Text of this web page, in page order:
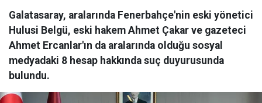
Galatasaray, aralarında Fenerbahçe'nin eski yönetici
Hulusi Belgü, eski hakem Ahmet Çakar ve gazeteci
Ahmet Ercanlar'ın da aralarında olduğu sosyal
medyadaki 8 hesap hakkında suç duyurusunda
bulundu.